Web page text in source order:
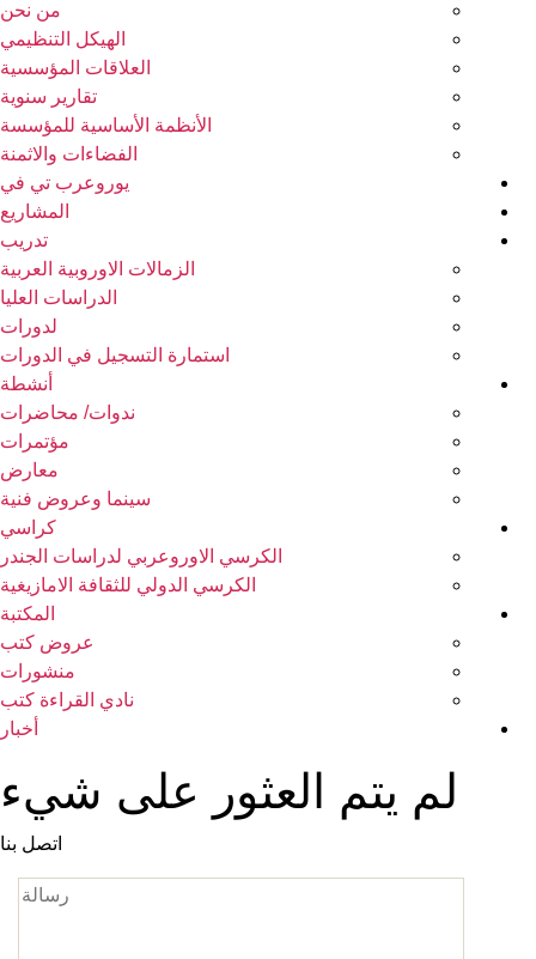
من نحن
الهيكل التنظيمي
العلاقات المؤسسية
تقارير سنوية
الأنظمة الأساسية للمؤسسة
الفضاءات والاثمنة
يوروعرب تي في
المشاريع
تدريب
الزمالات الاوروبية العربية
الدراسات العليا
لدورات
استمارة التسجيل في الدورات
أنشطة
ندوات/ محاضرات
مؤتمرات
معارض
سينما وعروض فنية
كراسي
الكرسي الاوروعربي لدراسات الجندر
الكرسي الدولي للثقافة الامازيغية
المكتبة
عروض كتب
منشورات
نادي القراءة كتب
أخبار
لم يتم العثور على شيء
اتصل بنا